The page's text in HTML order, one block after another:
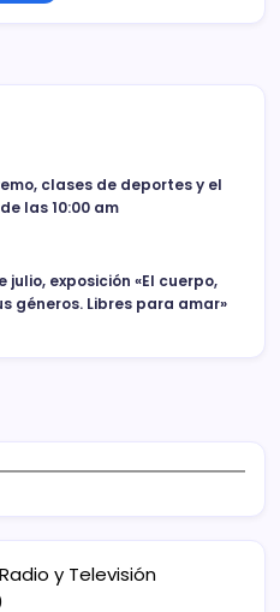
clases de deportes y el
las 10:00 am
julio, exposición «El cuerpo,
géneros. Libres para amar»
y Televisión